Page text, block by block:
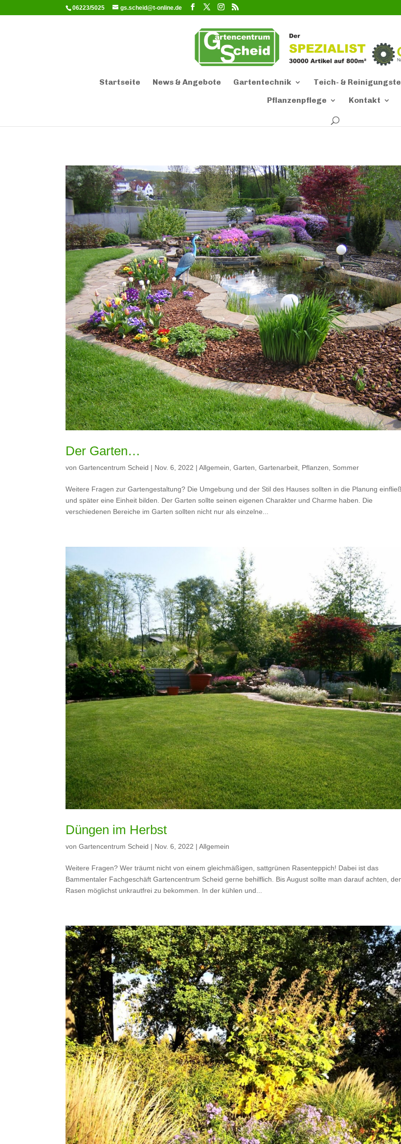
06223/5025 gs.scheid@t-online.de
Startseite News & Angebote Gartentechnik Teich- &
Pflanzenpflege
Kontakt
Der Garten…
vonGartencentrum Scheid | Nov. 6, 2022 |Allgemein,Garten,Gartenarbeit, Pflanzen, Sommer
Weitere Fragen zur Gartengestaltung? Die Umgebung und der Stil des Hauses sollten in die Planung
und später eine Einheit bilden. Der Garten sollte seinen eigenen Charakter und Charme haben. Die
verschiedenen Bereiche im Garten sollten nicht nur als einzelne...
Düngen im Herbst
vonGartencentrum Scheid | Nov. 6, 2022 |Allgemein
Weitere Fragen? Wer träumt nicht von einem gleichmäßigen, sattgrünen Rasenteppich! Dabei ist das
Bammentaler Fachgeschäft Gartencentrum Scheid gerne behilflich. Bis August sollte man darauf achten,
Rasen möglichst unkrautfrei zu bekommen. In der kühlen und...